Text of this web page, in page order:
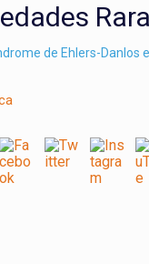
de Ehlers-Danlos